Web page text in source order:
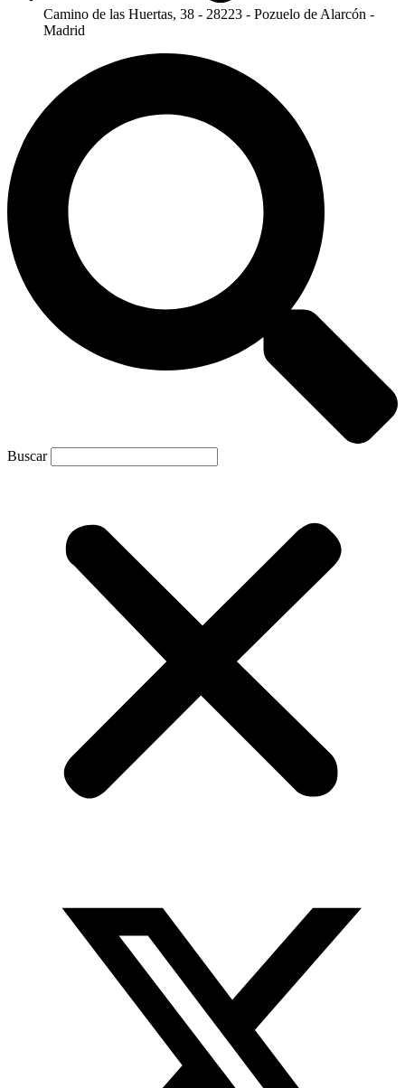
Camino de las Huertas, 38 - 28223 - Pozuelo de Alarcón -
Madrid
Buscar